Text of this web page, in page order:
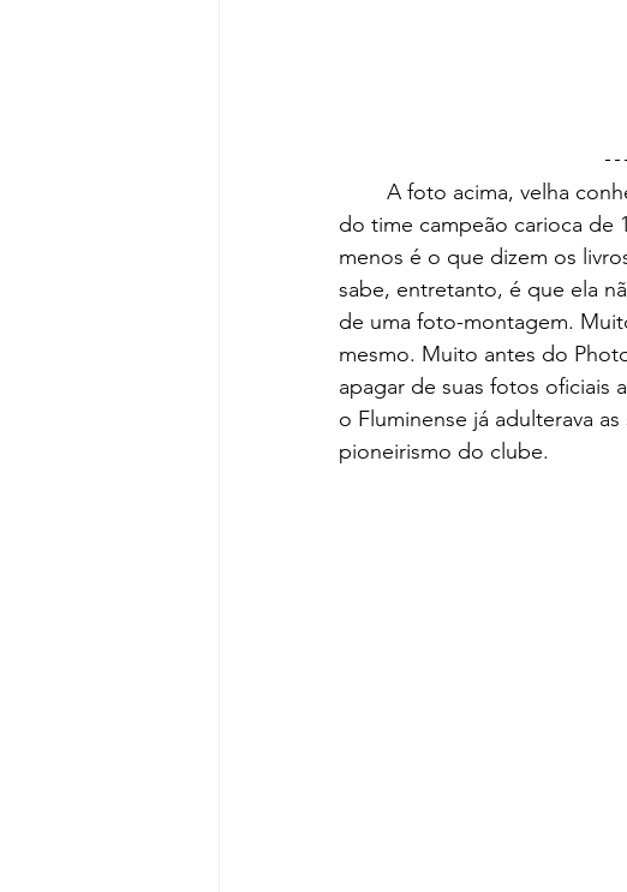
do time campeão carioca de
menos é o que dizem os
sabe, entretanto, é que ela
de uma foto-montagem.
mesmo. Muito antes do
apagar de suas fotos oficiais
o Fluminense já adulterava
pioneirismo do clube.